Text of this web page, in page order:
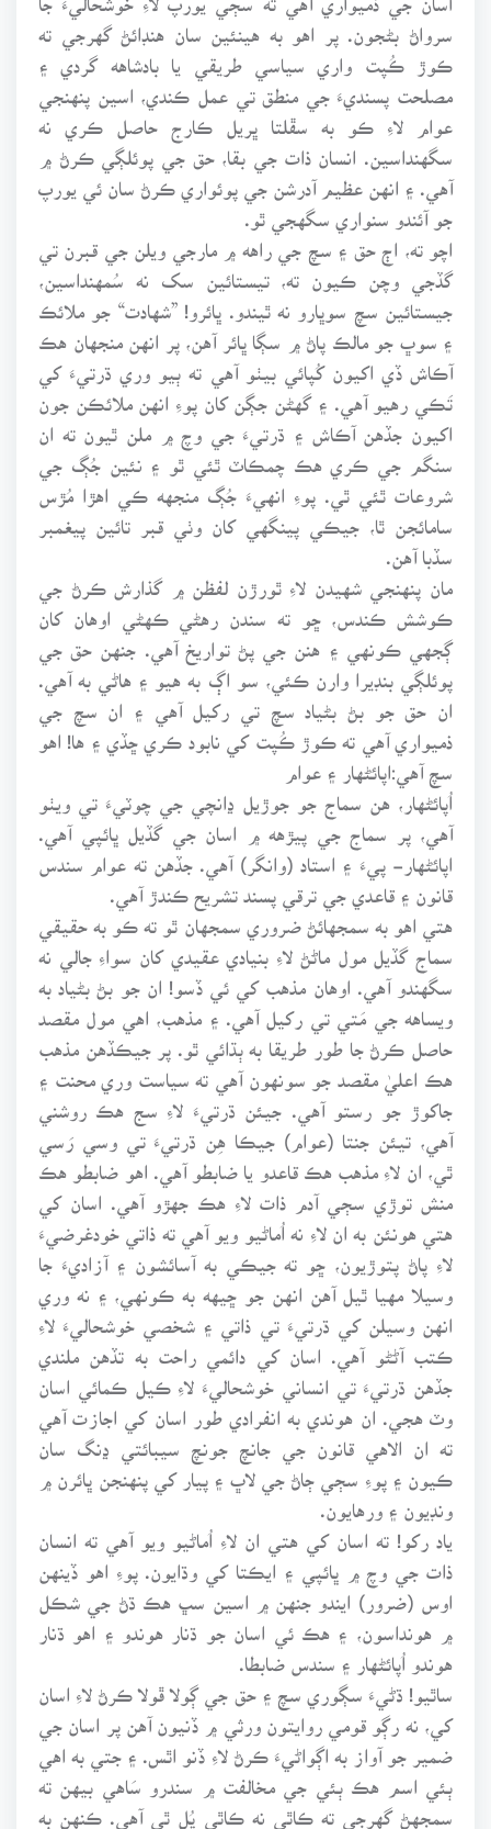
سرواڻ بڻجون. پر اهو به هينئين سان هنڊائڻ گهرجي ته
ڪوڙ ڪُپت واري سياسي طريقي يا بادشاهه گردي ۽
مصلحت پسنديءَ جي منطق تي عمل ڪندي، اسين پنهنجي
عوام لاءِ ڪو به سڦلتا ڀريل ڪارج حاصل ڪري نه
سگهنداسين. انسان ذات جي بقا، حق جي پوئلڳي ڪرڻ ۾
آهي. ۽ انهن عظيم آدرشن جي پوئواري ڪرڻ سان ئي يورپ
جو آئندو سنواري سگهجي ٿو.
اچو ته، اڄ حق ۽ سچ جي راهه ۾ مارجي ويلن جي قبرن تي
گڏجي وچن ڪيون ته، تيستائين سک نه سُمهنداسين،
جيستائين سچ سوڀارو نه ٿيندو. ڀائرو! ”شهادت“ جو ملائڪ
۽ سوڀ جو مالڪ پاڻ ۾ سڳا ڀائر آهن، پر انهن منجهان هڪ
آڪاش ڏي اکيون کُپائي بيٺو آهي ته ٻيو وري ڌرتيءَ کي
تَڪي رهيو آهي. ۽ گهڻن جڳن کان پوءِ انهن ملائڪن جون
اکيون جڏهن آڪاش ۽ ڌرتيءَ جي وچ ۾ ملن ٿيون ته ان
سنگم جي ڪري هڪ چمڪاٽ ٿئي ٿو ۽ نئين جُڳ جي
شروعات ٿئي ٿي. پوءِ انهيءَ جُڳ منجهه ڪي اهڙا مُڙس
سامائجن ٿا، جيڪي پينگهي کان وٺي قبر تائين پيغمبر
سڏبا آهن.
مان پنهنجي شهيدن لاءِ ٿورڙن لفظن ۾ گذارش ڪرڻ جي
ڪوشش ڪندس، ڇو ته سندن رهڻي ڪهڻي اوهان کان
ڳجهي ڪونهي ۽ هنن جي پڻ تواريخ آهي. جنهن حق جي
پوئلڳي بنڊيرا وارن ڪئي، سو اڳ به هيو ۽ هاڻي به آهي.
ان حق جو بڻ بڻياد سچ تي رکيل آهي ۽ ان سچ جي
ذميواري آهي ته ڪوڙ ڪُپت کي نابود ڪري ڇڏي ۽ ها! اهو
سچ آهي:اپائڻهار ۽ عوام
اُپائڻهار، هن سماج جو جوڙيل ڍانچي جي چوٽيءَ تي ويٺو
آهي، پر سماج جي پيڙهه ۾ اسان جي گڏيل ڀائپي آهي.
اپائڻهار- پيءَ ۽ استاد (وانگر) آهي. جڏهن ته عوام سندس
قانون ۽ قاعدي جي ترقي پسند تشريح ڪندڙ آهي.
هتي اهو به سمجهائڻ ضروري سمجهان ٿو ته ڪو به حقيقي
سماج گڏيل مول ماڻڻ لاءِ بنيادي عقيدي کان سواءِ جالي نه
سگهندو آهي. اوهان مذهب کي ئي ڏسو! ان جو بڻ بڻياد به
ويساهه جي مَتي تي رکيل آهي. ۽ مذهب، اهي مول مقصد
حاصل ڪرڻ جا طور طريقا به ٻڌائي ٿو. پر جيڪڏهن مذهب
هڪ اعليٰ مقصد جو سونهون آهي ته سياست وري محنت ۽
جاکوڙ جو رستو آهي. جيئن ڌرتيءَ لاءِ سج هڪ روشني
آهي، تيئن جنتا (عوام) جيڪا هِن ڌرتيءَ تي وسي رَسي
ٿي، ان لاءِ مذهب هڪ قاعدو يا ضابطو آهي. اهو ضابطو هڪ
منش توڙي سڄي آدم ذات لاءِ هڪ جهڙو آهي. اسان کي
هتي هونئن به ان لاءِ نه اُماڻيو ويو آهي ته ذاتي خودغرضيءَ
لاءِ پاڻ پتوڙيون، ڇو ته جيڪي به آسائشون ۽ آزاديءَ جا
وسيلا مهيا ٿيل آهن انهن جو ڇيهه به ڪونهي، ۽ نه وري
انهن وسيلن کي ڌرتيءَ تي ذاتي ۽ شخصي خوشحاليءَ لاءِ
ڪتب آڻڻو آهي. اسان کي دائمي راحت به تڏهن ملندي
جڏهن ڌرتيءَ تي انساني خوشحاليءَ لاءِ ڪيل ڪمائي اسان
وٽ هجي. ان هوندي به انفرادي طور اسان کي اجازت آهي
ته ان الاهي قانون جي جانچ جونچ سيبائتي ڍنگ سان
ڪيون ۽ پوءِ سڄي ڄاڻ جي لاڀ ۽ پيار کي پنهنجن ڀائرن ۾
ونڊيون ۽ ورهايون.
ياد رکو! ته اسان کي هتي ان لاءِ اُماڻيو ويو آهي ته انسان
ذات جي وچ ۾ ڀائپي ۽ ايڪتا کي وڌايون. پوءِ اهو ڏينهن
اوس (ضرور) ايندو جنهن ۾ اسين سڀ هڪ ڌڻ جي شڪل
۾ هونداسون، ۽ هڪ ئي اسان جو ڌنار هوندو ۽ اهو ڌنار
هوندو اُپائڻهار ۽ سندس ضابطا.
ساٿيو! ڌڻيءَ سڳوري سچ ۽ حق جي ڳولا ڦولا ڪرڻ لاءِ اسان
کي، نه رڳو قومي روايتون ورثي ۾ ڏنيون آهن پر اسان جي
ضمير جو آواز به اڳواڻيءَ ڪرڻ لاءِ ڏنو اٿس. ۽ جتي به اهي
ٻئي اسم هڪ ٻئي جي مخالفت ۾ سندرو سَاهي بيهن ته
سمجهڻ گهرجي ته ڪاٿي نه ڪاٿي ڀُل ٿي آهي. ڪنهن به